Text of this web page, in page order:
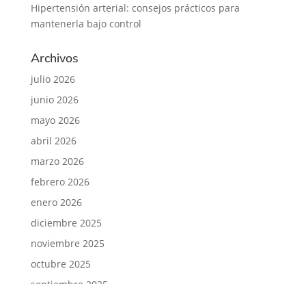
Hipertensión arterial: consejos prácticos para
mantenerla bajo control
Archivos
julio 2026
junio 2026
mayo 2026
abril 2026
marzo 2026
febrero 2026
enero 2026
diciembre 2025
noviembre 2025
octubre 2025